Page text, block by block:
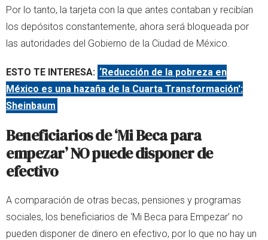
Por lo tanto, la tarjeta con la que antes contaban y recibían
los depósitos constantemente, ahora será bloqueada por
las autoridades del Gobierno de la Ciudad de México.
ESTO TE INTERESA: ‘Reducción de la pobreza en
México es una hazaña de la Cuarta Transformación':
Sheinbaum
Beneficiarios de ‘Mi Beca para
empezar’ NO puede disponer de
efectivo
A comparación de otras becas, pensiones y programas
sociales, los beneficiarios de ‘Mi Beca para Empezar’ no
pueden disponer de dinero en efectivo, por lo que no hay un